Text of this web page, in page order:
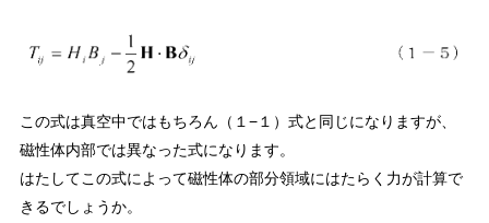
この式は真空中ではもちろん（１−１）式と同じになりますが、
磁性体内部では異なった式になります。
はたしてこの式によって磁性体の部分領域にはたらく力が計算で
きるでしょうか。